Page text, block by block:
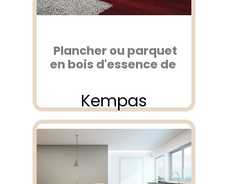
Plancher ou parquet
en bois d'essence de
Kempas